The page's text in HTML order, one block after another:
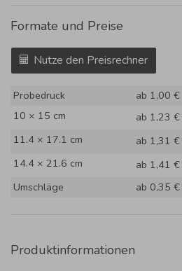
Formate und Preise
Nutze den Preisrechner
Probedruck
ab 1,00 €
10 × 15 cm
ab 1,23 €
11.4 × 17.1 cm
ab 1,31 €
14.4 × 21.6 cm
ab 1,41 €
Umschläge
ab 0,35 €
Produktinformationen